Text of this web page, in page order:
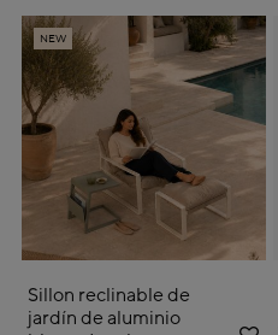
NEW
Sillon reclinable de
jardín de aluminio